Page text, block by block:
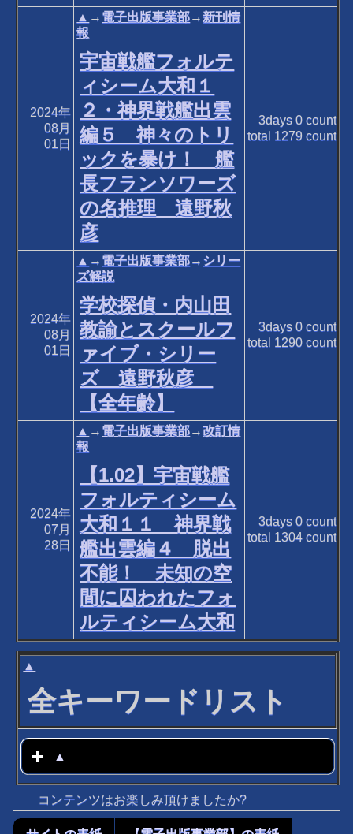
2024年
08月
01日
▲ → 電子出版事業部→ 新刊情
報
宇宙戦艦フォルテ
ィシーム大和１
２・神界戦艦出雲
編５ 神々のトリ
ックを暴け！ 艦
長フランソワーズ
の名推理 遠野秋
彦
3days 0count
total 1279 count
2024年
08月
01日
▲ → 電子出版事業部→ シリー
ズ解説
学校探偵・内山田
教諭とスクールフ
ァイブ・シリー
ズ 遠野秋彦
【全年齢】
3days 0count
total 1290count
2024年
07月
28日
▲ → 電子出版事業部→改訂情
報
【1.02】宇宙戦艦
フォルティシーム
大和１１ 神界戦
艦出雲編４ 脱出
不能！ 未知の空
間に囚われたフォ
ルティシーム大和
3days 0count
total 1304count
▲
全キーワードリスト
▲
コンテンツはお楽しみ頂けましたか?